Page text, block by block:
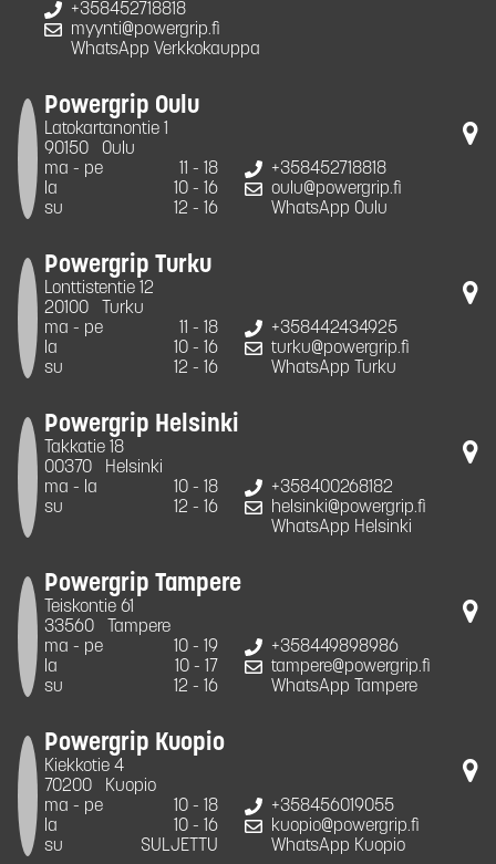
+358452718818
myynti@powergrip.fi
WhatsApp Verkkokauppa
Powergrip Oulu
Latokartanontie 1
90150
Oulu
ma - pe
11 - 18
la
10 - 16
su
12 - 16
+358452718818
oulu@powergrip.fi
WhatsApp Oulu
Powergrip Turku
Lonttistentie 12
20100
Turku
ma - pe
11 - 18
la
10 - 16
su
12 - 16
+358442434925
turku@powergrip.fi
WhatsApp Turku
Powergrip Helsinki
Takkatie 18
00370
Helsinki
ma - la
10 - 18
su
12 - 16
+358400268182
helsinki@powergrip.fi
WhatsApp Helsinki
Powergrip Tampere
Teiskontie 61
33560
Tampere
ma - pe
10 - 19
la
10 - 17
su
12 - 16
+358449898986
tampere@powergrip.fi
WhatsApp Tampere
Powergrip Kuopio
Kiekkotie 4
70200
Kuopio
ma - pe
10 - 18
la
10 - 16
su
SULJETTU
+358456019055
kuopio@powergrip.fi
WhatsApp Kuopio